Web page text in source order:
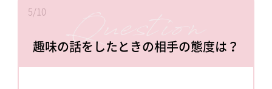
5/10
趣味の話をしたときの相手の態度は？